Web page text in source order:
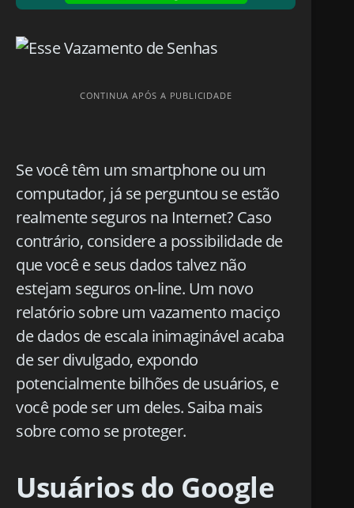
CONTINUA APÓS A PUBLICIDADE
Se você têm um smartphone ou um
computador, já se perguntou se estão
realmente seguros na Internet? Caso
contrário, considere a possibilidade de
que você e seus dados talvez não
estejam seguros on-line. Um novo
relatório sobre um vazamento maciço
de dados de escala inimaginável acaba
de ser divulgado, expondo
potencialmente bilhões de usuários, e
você pode ser um deles. Saiba mais
sobre como se proteger.
Usuários do Google